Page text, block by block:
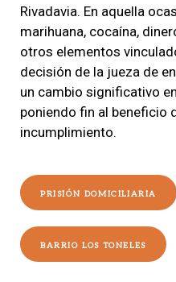
Rivadavia. En aquella
marihuana, cocaína,
otros elementos
decisión de la jueza de
un cambio significativo
poniendo fin al beneficio
incumplimiento.
PRISIÓN DOMICILIARIA
BARRIO LOS TONELES